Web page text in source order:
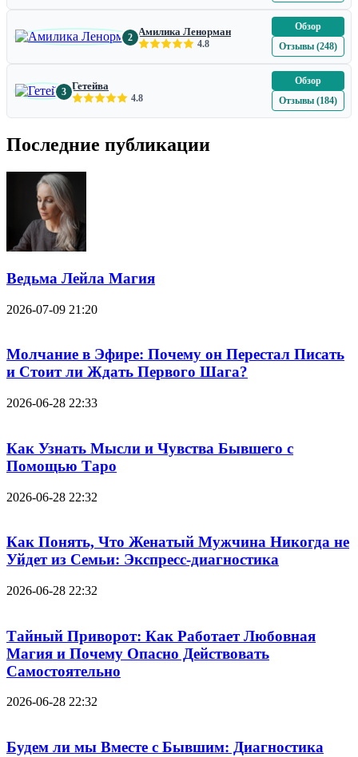
2 Амилика Ленорман
4.8
Обзор
Отзывы (248)
3 Гетейва
4.8
Обзор
Отзывы (184)
Последние публикации
Ведьма Лейла Магия
2026-07-09 21:20
Молчание в Эфире: Почему он Перестал Писать
и Стоит ли Ждать Первого Шага?
2026-06-28 22:33
Как Узнать Мысли и Чувства Бывшего с
Помощью Таро
2026-06-28 22:32
Как Понять, Что Женатый Мужчина Никогда не
Уйдет из Семьи: Экспресс-диагностика
2026-06-28 22:32
Тайный Приворот: Как Работает Любовная
Магия и Почему Опасно Действовать
Самостоятельно
2026-06-28 22:32
Будем ли мы Вместе с Бывшим: Диагностика